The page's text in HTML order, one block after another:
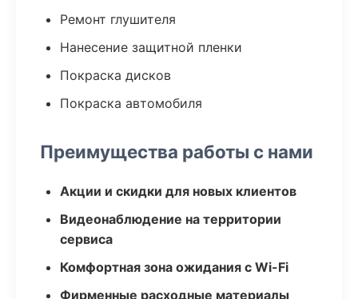
Ремонт глушителя
Нанесение защитной пленки
Покраска дисков
Покраска автомобиля
Преимущества работы с нами
Акции и скидки для новых клиентов
Видеонаблюдение на территории
сервиса
Комфортная зона ожидания с Wi-Fi
Фирменные расходные материалы